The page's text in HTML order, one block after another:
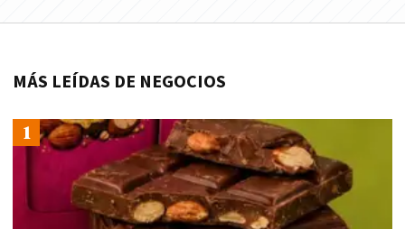
MÁS LEÍDAS DE NEGOCIOS